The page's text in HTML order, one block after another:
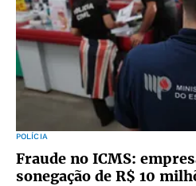
POLÍCIA
Fraude no ICMS:
sonegação de R$ 10